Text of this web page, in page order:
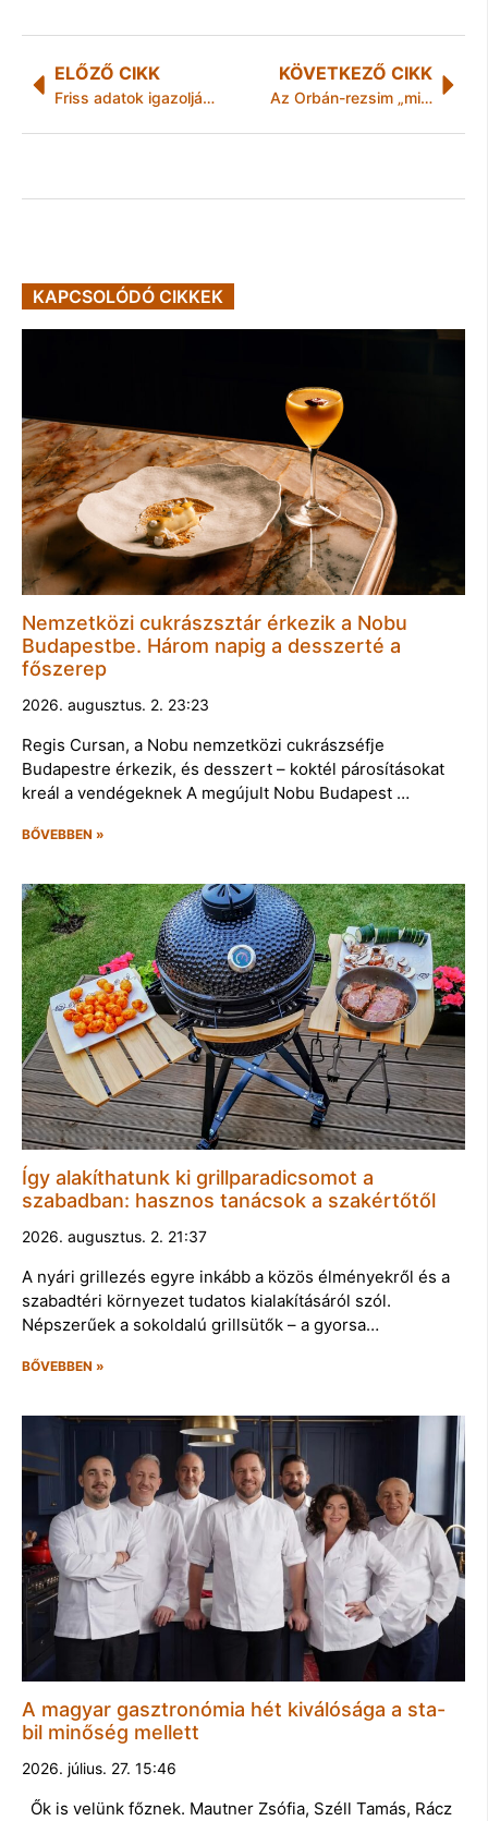
ELŐZŐ CIKK
Friss adatok igazolják: Budapestnél is elindult a turisztikai dominóhatás, de még van mozgástér
KÖVETKEZŐ CIKK
Az Orbán-rezsim „migránsozós” öröksége nagyon sokba kerül az országnak
KAPCSOLÓDÓ CIKKEK
Nemzetközi cukrászsztár érkezik a Nobu
Budapestbe. Három napig a desszerté a
főszerep
2026. augusztus. 2. 23:23
Regis Cursan, a Nobu nemzetközi cukrászséfje
Budapestre érkezik, és desszert – koktél párosításokat
kreál a vendégeknek A megújult Nobu Budapest …
BŐVEBBEN »
Így alakíthatunk ki grillparadicsomot a
szabadban: hasznos tanácsok a szakértőtől
2026. augusztus. 2. 21:37
A nyári grillezés egyre inkább a közös élményekről és a
szabadtéri környezet tudatos kialakításáról szól.
Népszerűek a sokoldalú grillsütők – a gyorsa…
BŐVEBBEN »
A magyar gasztronómia hét kiválósága a sta-
bil minőség mellett
2026. július. 27. 15:46
Ők is velünk főznek. Mautner Zsófia, Széll Tamás, Rácz